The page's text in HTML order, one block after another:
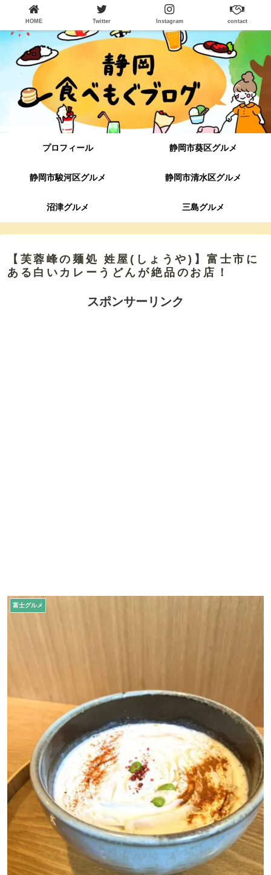
プロフィール 静岡市葵区グルメ
静岡市駿河区グルメ 静岡市清水区グルメ
沼津グルメ 三島グルメ
【芙蓉峰の麺処 姓屋(しょうや)】富士市に
ある白いカレーうどんが絶品のお店！
スポンサーリンク
富士グルメ
HOME Twitter Instagram contact